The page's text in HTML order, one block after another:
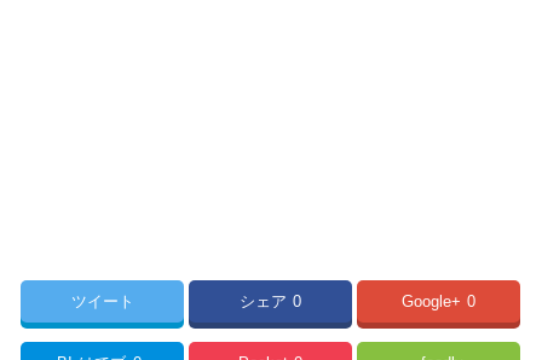
ツイート シェア 0 Google+ 0